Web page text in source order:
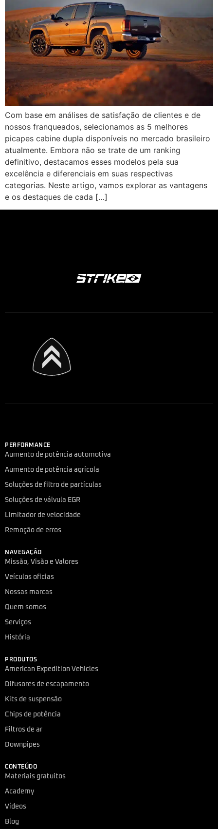
Com base em análises de satisfação de clientes e de
nossos franqueados, selecionamos as 5 melhores
picapes cabine dupla disponíveis no mercado brasileiro
atualmente. Embora não se trate de um ranking
definitivo, destacamos esses modelos pela sua
excelência e diferenciais em suas respectivas
categorias. Neste artigo, vamos explorar as vantagens
e os destaques de cada […]
PERFORMANCE
Aumento de potência automotiva
Aumento de potência agrícola
Soluções de filtro de partículas
Soluções de válvula EGR
Limitador de velocidade
Remoção de erros
NAVEGAÇÃO
Missão, Visão e Valores
Veículos oficias
Nossas marcas
Quem somos
Serviços
História
PRODUTOS
American Expedition Vehicles
Difusores de escapamento
Kits de suspensão
Chips de potência
Filtros de ar
Downpipes
CONTEÚDO
Materiais gratuitos
Academy
Vídeos
Blog